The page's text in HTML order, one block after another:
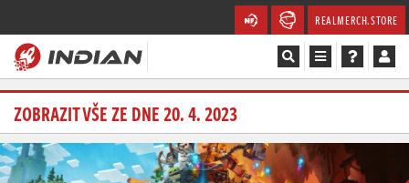
REALMERCH.STORE
Magazín
Recenze
ZOBRAZIT VŠE ZE DNE 20. 4. 2023